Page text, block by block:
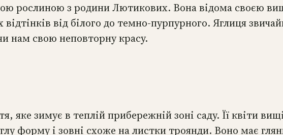
рослиною з родини Лютикових. Вона відома своєю
від білого до темно-пурпурного. Яглиця
нам свою неповторну красу.
яке зимує в теплій прибережній зоні саду. Її квіти
форму і зовні схоже на листки троянди. Воно має